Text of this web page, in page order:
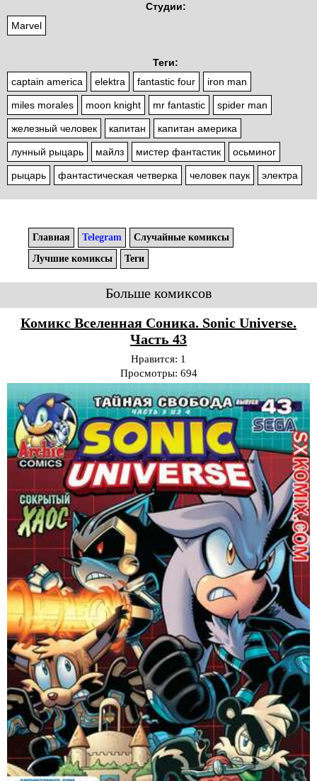
Студии:
Marvel
Теги:
captain america
elektra fantastic four iron man
miles morales moon knight mr fantastic spider man
железный человек капитан капитан америка
лунный рыцарь майлз мистер фантастик осьминог
рыцарь фантастическая четверка человек паук электра
Главная Telegram
Случайные комиксы
Лучшие комиксы
Теги
Больше комиксов
Комикс Вселенная Соника. Sonic Universe.
Часть 43
Нравится: 1
Просмотры: 694